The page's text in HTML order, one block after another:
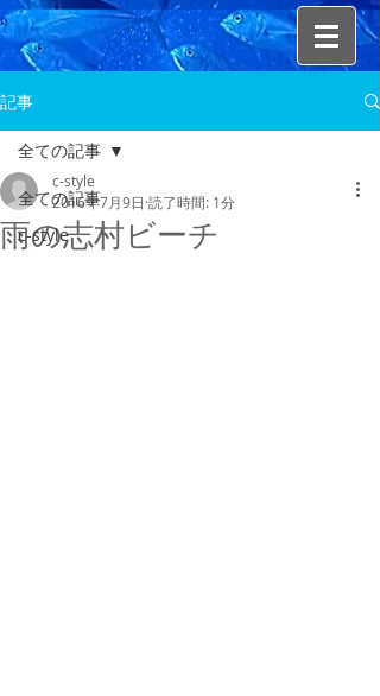
記事
全ての記事
c-style
全ての記事
雨の志村ビーチ
c-style
2016年7月9日 読了時間: 1分